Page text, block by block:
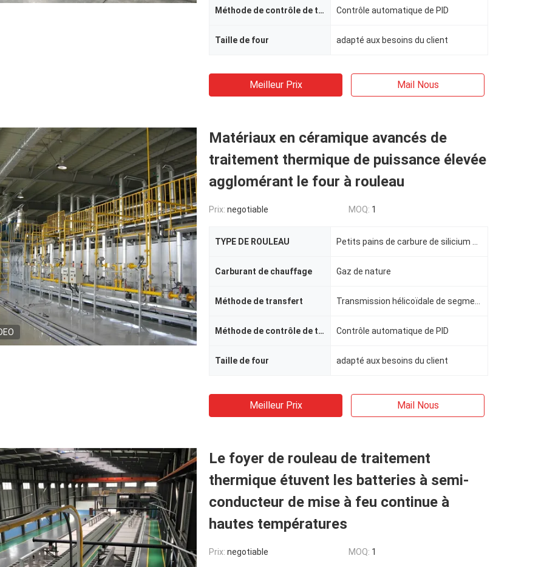
Méthode de contrôle de température Contrôle automatique de PID
Taille de four adapté aux besoins du client
Meilleur Prix Mail Nous
Matériaux en céramique avancés de
traitement thermique de puissance élevée
agglomérant le four à rouleau
Prix: negotiable MOQ: 1
TYPE DE ROULEAU
Carburant de chauffage Gaz de nature
Méthode de transfert
Méthode de contrôle de température Contrôle automatique de PID
Taille de four adapté aux besoins du client
Meilleur Prix Mail Nous
Le foyer de rouleau de traitement
thermique étuvent les batteries à semi-
conducteur de mise à feu continue à
hautes températures
Prix: negotiable MOQ: 1